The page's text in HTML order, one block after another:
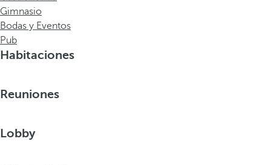
Gimnasio
Bodas y Eventos
Pub
Habitaciones
Reuniones
Lobby